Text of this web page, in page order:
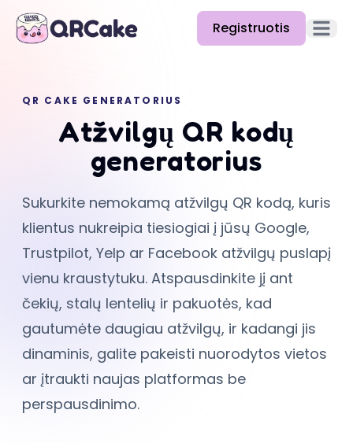
Registruotis
Kainos
Tinklaraštis
Dokumentacija
Pagalba
API
QR CAKE GENERATORIUS
Atžvilgų QR kodų
generatorius
Sukurkite nemokamą atžvilgų QR kodą, kuris
klientus nukreipia tiesiogiai į jūsų Google,
Trustpilot, Yelp ar Facebook atžvilgų puslapį
vienu kraustytuku. Atspausdinkite jį ant
čekių, stalų lentelių ir pakuotės, kad
gautumėte daugiau atžvilgų, ir kadangi jis
dinaminis, galite pakeisti nuorodytos vietos
ar įtraukti naujas platformas be
perspausdinimo.